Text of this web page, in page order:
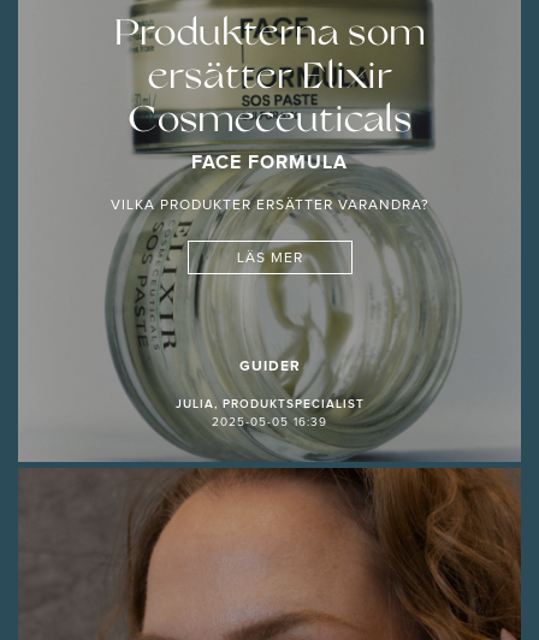
Produkterna som
ersätter Elixir
Cosmeceuticals
FACE FORMULA
VILKA PRODUKTER ERSÄTTER VARANDRA?
LÄS MER
GUIDER
JULIA, PRODUKTSPECIALIST
2025-05-05 16:39